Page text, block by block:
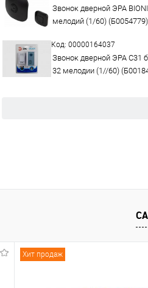
Звонок дверной ЭРА
мелодий (1/60) (Б0054779)
Код: 00000164037
Звонок дверной ЭРА C31
32 мелодии (1//60)
Хит продаж